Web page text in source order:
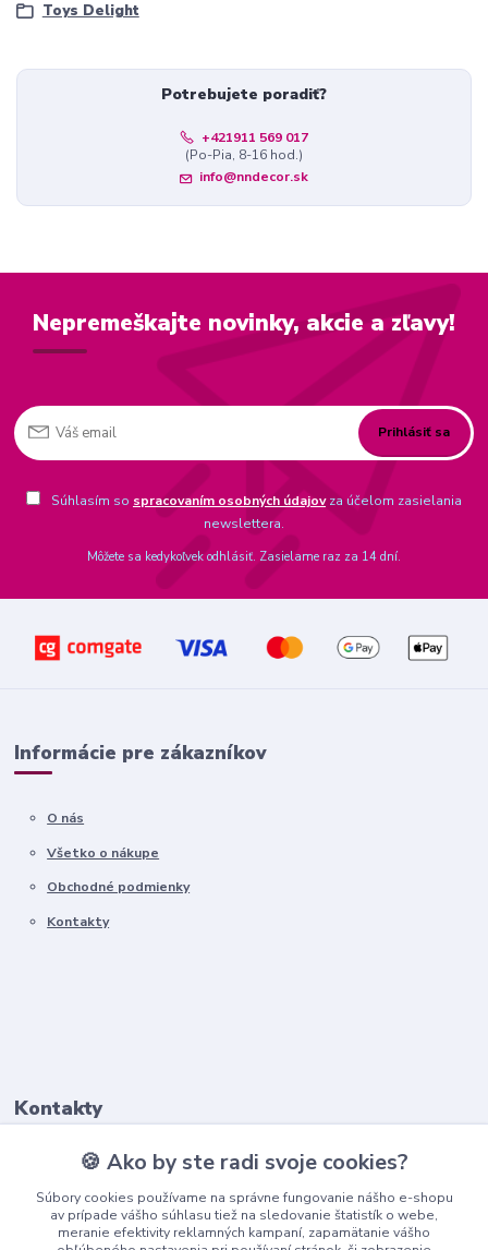
Toys Delight
Potrebujete poradiť?
+421911 569 017
(Po-Pia, 8-16 hod.)
info@nndecor.sk
Nepremeškajte novinky, akcie a zľavy!
Prihlásiť sa
Súhlasím so spracovaním osobných údajovza účelom zasielania
newslettera.
Môžete sa kedykoľvek odhlásiť. Zasielame raz za 14 dní.
Informácie pre zákazníkov
O nás
Všetko o nákupe
Obchodné podmienky
Kontakty
Kontakty
+421911 569 017
(Po-Pia, 8-16 hod.)
info@nndecor.sk
🍪 Ako by ste radi svoje cookies?
Súbory cookies používame na správne fungovanie nášho e-shopu
av prípade vášho súhlasu tiež na sledovanie štatistík o webe,
meranie efektivity reklamných kampaní, zapamätanie vášho